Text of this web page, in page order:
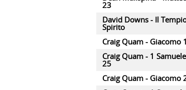
23
David Downs - Il
Spirito
Craig Quam - Giacomo
Craig Quam - 1
25
Craig Quam - Giacomo